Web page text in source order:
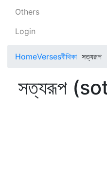
Others
Login
HomeVersesবীথিকা সত্যরূপ
সত্যরূপ